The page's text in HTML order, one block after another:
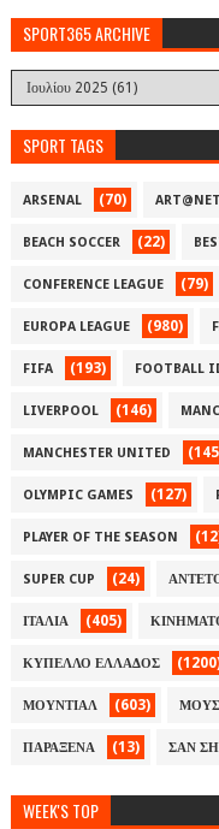
SPORT365 ARCHIVE
SPORT TAGS
ARSENAL (70) ART@NET
BEACH SOCCER (22)
CONFERENCE LEAGUE (79)
EUROPA LEAGUE (980)
FIFA (193) FOOTBALL
LIVERPOOL (146)
MANCHESTER UNITED
OLYMPIC GAMES (127)
PLAYER OF THE SEASON
SUPER CUP (24)
ΙΤΑΛΙΑ (405)
ΚΥΠΕΛΛΟ ΕΛΛΑΔΟΣ
ΜΟΥΝΤΙΑΛ (603)
ΠΑΡΑΞΕΝΑ (13) ΣΑΝ
WEEK'S TOP